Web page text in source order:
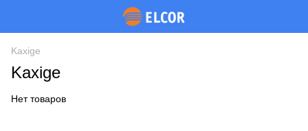
Kaxige
Kaxige
Нет товаров